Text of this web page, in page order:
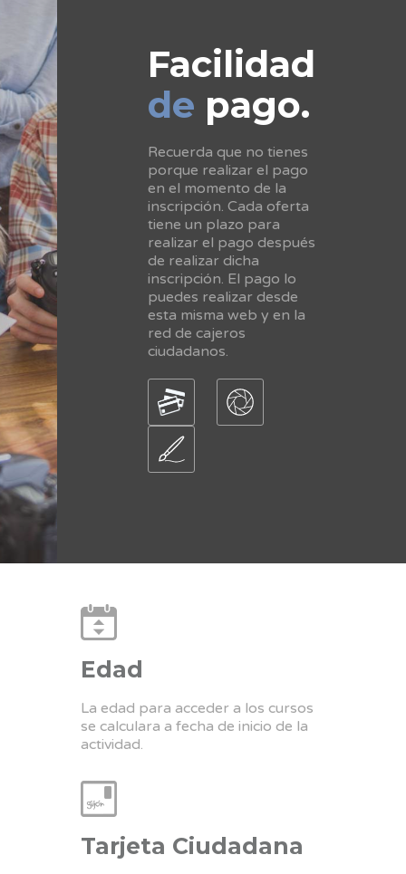
Facilidad
de pago.
Recuerda que no tienes
porque realizar el pago
en el momento de la
inscripción. Cada oferta
tiene un plazo para
realizar el pago después
de realizar dicha
inscripción. El pago lo
puedes realizar desde
esta misma web y en la
red de cajeros
ciudadanos.
Edad
La edad para acceder a los cursos
se calculara a fecha de inicio de la
actividad.
Tarjeta Ciudadana